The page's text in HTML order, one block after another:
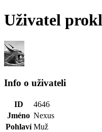
Uživatel
Info o uživateli
ID
4646
Jméno Nexus
Pohlaví Muž